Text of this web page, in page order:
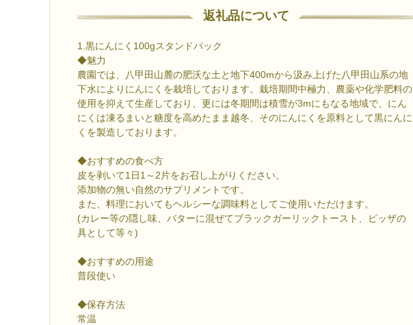
返礼品について
1.黒にんにく100gスタンドパック
◆魅力
農園では、八甲田山麓の肥沃な土と地下400mから汲み上げた八甲田山系の地
下水によりにんにくを栽培しております。栽培期間中極力、農薬や化学肥料の
使用を抑えて生産しており、更には冬期間は積雪が3mにもなる地域で、にん
にくは凍るまいと糖度を高めたまま越冬、そのにんにくを原料として黒にんに
くを製造しております。
◆おすすめの食べ方
皮を剥いて1日1～2片をお召し上がりください。
添加物の無い自然のサプリメントです。
また、料理においてもヘルシーな調味料としてご使用いただけます。
(カレー等の隠し味、バターに混ぜてブラックガーリックトースト、ピッザの
具として等々)
◆おすすめの用途
普段使い
◆保存方法
常温